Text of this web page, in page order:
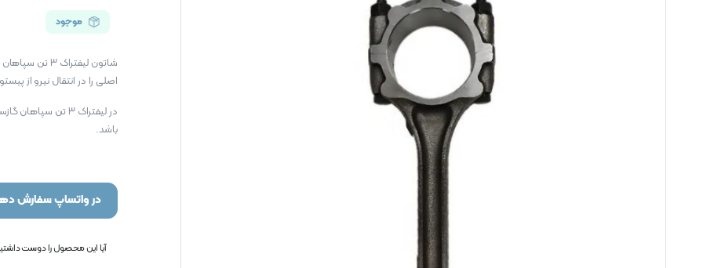
موجود
شاتون
اصلی را در انتقال نیرو از
در لیفتراک ۳ تن
باشد.
در واتساپ سفارش
آیا این محصول را دوست